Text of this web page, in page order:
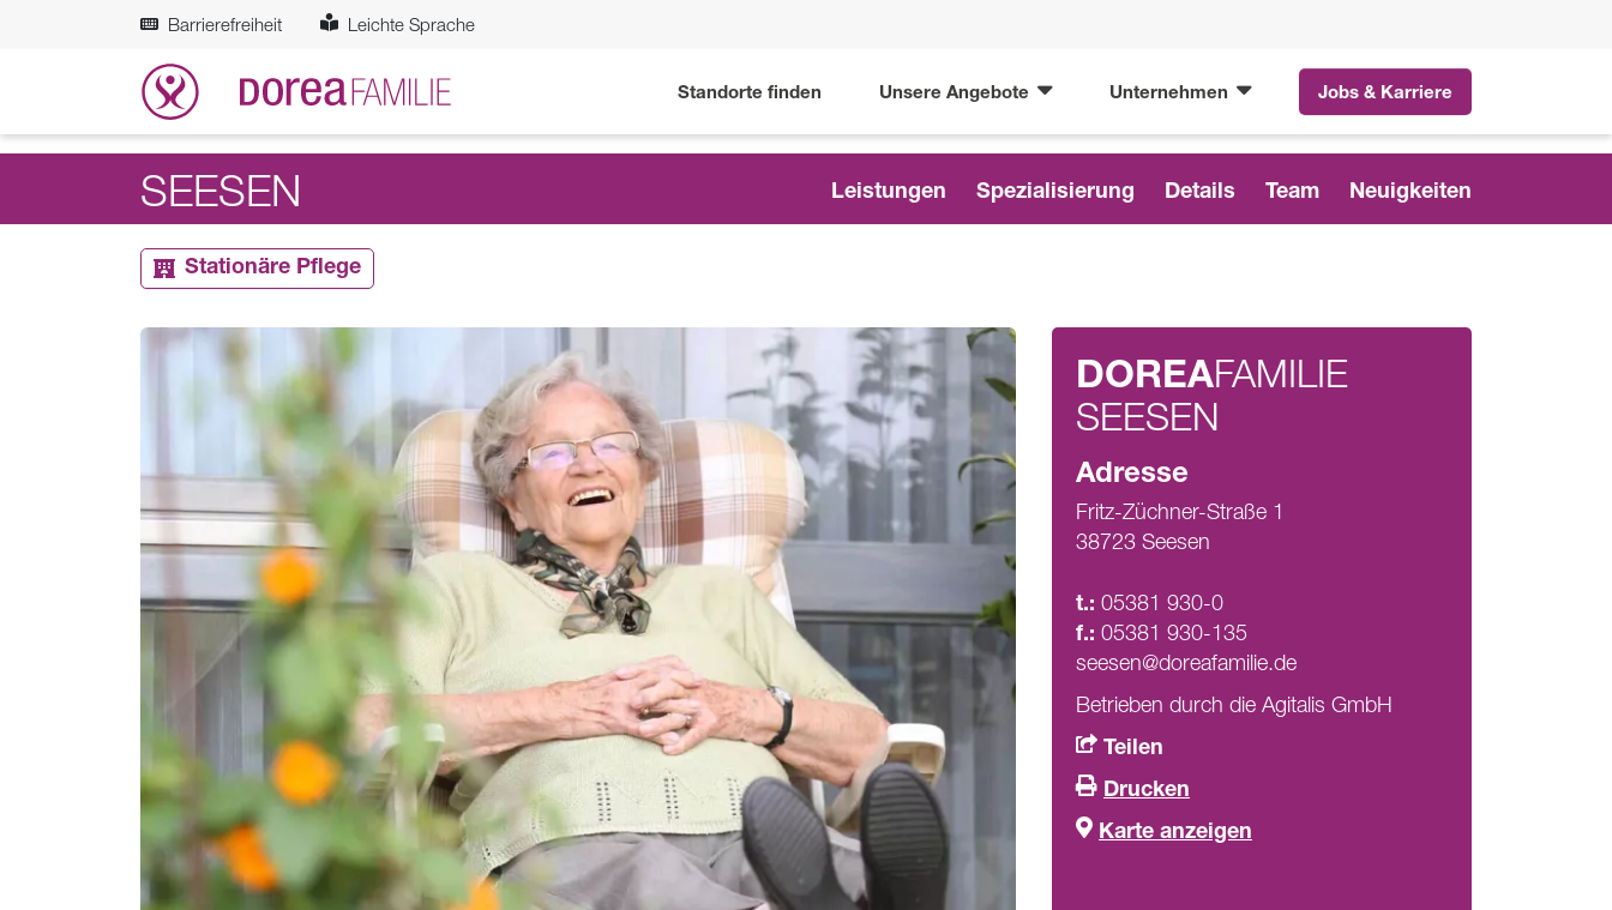
Zum Hauptinhalt springen
Barrierefreiheit Leichte Sprache
Standorte finden Unsere Angebote Unternehmen Jobs & Karriere
SEESEN Leistungen Spezialisierung Details Team Neuigkeiten
Stationäre Pflege
DOREAFAMILIE
SEESEN
Adresse
Fritz-Züchner-Straße 1
38723 Seesen
t.: 05381 930-0
f.: 05381 930-135
seesen@doreafamilie.de
Betrieben durch die Agitalis GmbH
Teilen
Drucken
Karte anzeigen